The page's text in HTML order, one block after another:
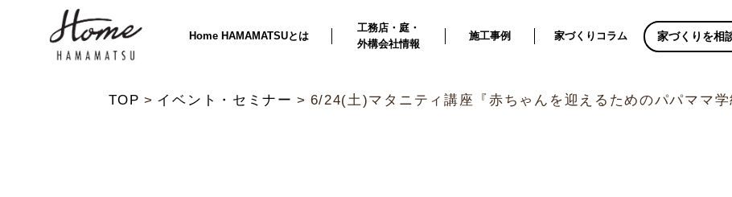
Home HAMAMATSUとは
工務店・庭・
外構会社情報
施工事例 家づくりコラム 家づくりを相
TOP イベント・セミナー 6/24(土)マタニティ講座『赤ちゃんを迎えるためのパパママ学